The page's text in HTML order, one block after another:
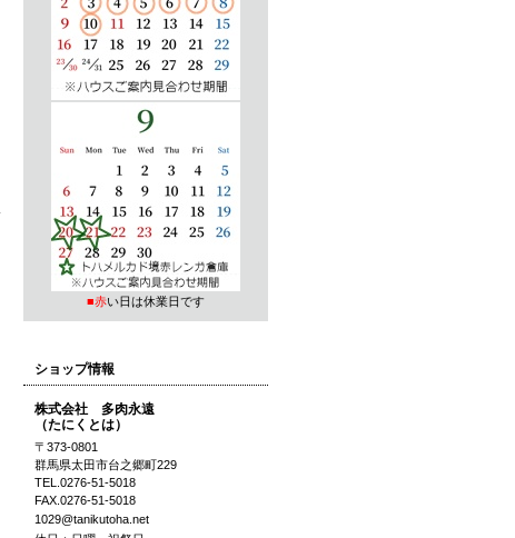
■赤い日は休業日です
ショップ情報
株式会社 多肉永遠
（たにくとは）
〒373-0801
群馬県太田市台之郷町229
TEL.0276-51-5018
FAX.0276-51-5018
1029@tanikutoha.net